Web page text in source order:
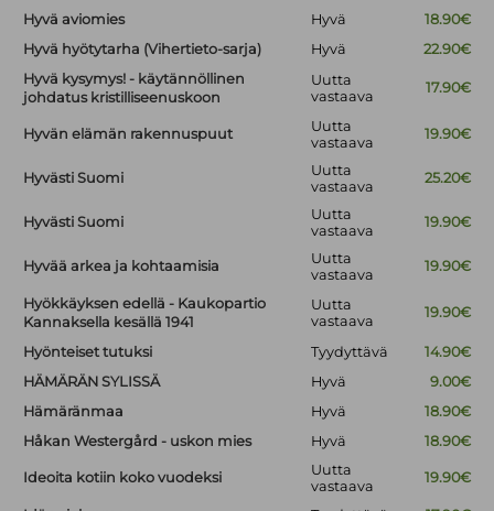
Hyvä aviomies Hyvä
18.90€
Hyvä hyötytarha (Vihertieto-sarja)
Hyvä
22.90€
Hyvä kysymys! - käytännöllinen
johdatus kristilliseenuskoon
Uutta
vastaava
17.90€
Hyvän elämän rakennuspuut
Uutta
vastaava
19.90€
Hyvästi Suomi
Uutta
vastaava
25.20€
Hyvästi Suomi
Uutta
vastaava
19.90€
Hyvää arkea ja kohtaamisia
Uutta
vastaava
19.90€
Hyökkäyksen edellä - Kaukopartio
Kannaksella kesällä 1941
Uutta
vastaava
19.90€
Hyönteiset tutuksi Tyydyttävä
14.90€
HÄMÄRÄN SYLISSÄ
Hyvä
9.00€
Hämäränmaa
Hyvä
18.90€
Håkan Westergård - uskon mies
Hyvä 18.90€
Ideoita kotiin koko vuodeksi
Uutta
vastaava
19.90€